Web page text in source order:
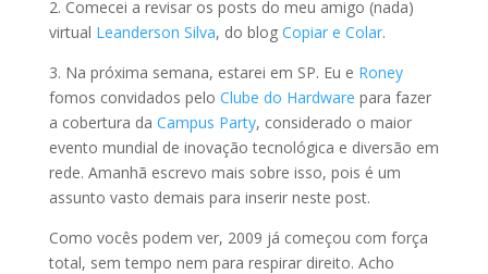
2. Comecei a revisar os posts do meu amigo (nada)
virtual Leanderson Silva, do blog Copiar e Colar.
3. Na próxima semana, estarei em SP. Eu e Roney
fomos convidados pelo Clube do Hardware para fazer
a cobertura da Campus Party, considerado o maior
evento mundial de inovação tecnológica e diversão em
rede. Amanhã escrevo mais sobre isso, pois é um
assunto vasto demais para inserir neste post.
Como vocês podem ver, 2009 já começou com força
total, sem tempo nem para respirar direito. Acho